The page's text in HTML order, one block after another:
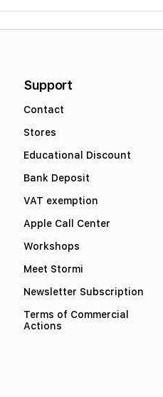
Support
Contact
Stores
Educational Discount
Bank Deposit
VAT exemption
Apple Call Center
Workshops
Meet Stormi
Newsletter Subscription
Terms of Commercial
Actions